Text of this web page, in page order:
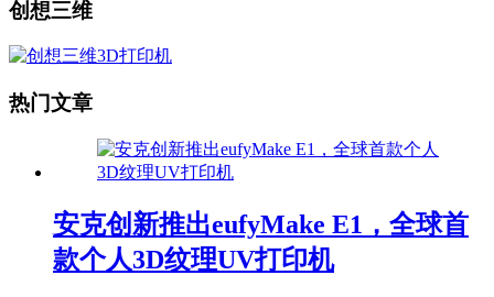
创想三维
热门文章
安克创新推出eufyMake E1，全球首
款个人3D纹理UV打印机